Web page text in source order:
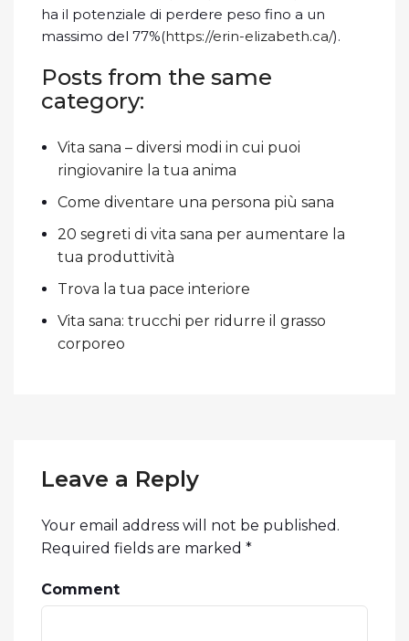
ha il potenziale di perdere peso fino a un
massimo del 77%(https://erin-elizabeth.ca/).
Posts from the same
category:
Vita sana – diversi modi in cui puoi
ringiovanire la tua anima
Come diventare una persona più sana
20 segreti di vita sana per aumentare la
tua produttività
Trova la tua pace interiore
Vita sana: trucchi per ridurre il grasso
corporeo
Leave a Reply
Your email address will not be published.
Required fields are marked *
Comment